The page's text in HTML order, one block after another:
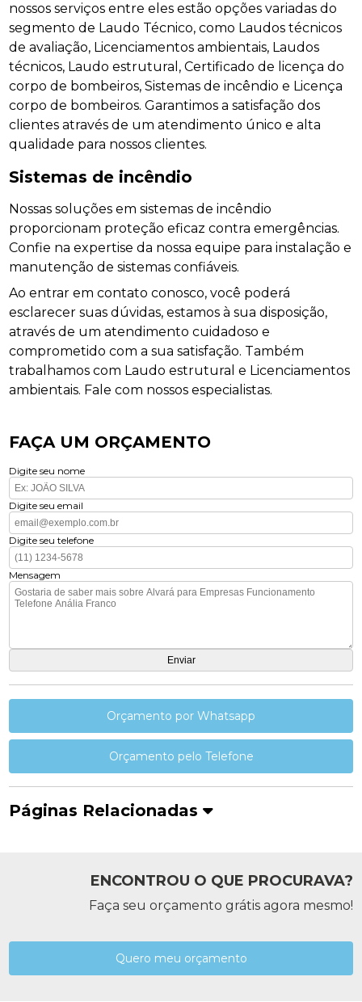
nossos serviços entre eles estão opções variadas do
segmento de Laudo Técnico, como Laudos técnicos
de avaliação, Licenciamentos ambientais, Laudos
técnicos, Laudo estrutural, Certificado de licença do
corpo de bombeiros, Sistemas de incêndio e Licença
corpo de bombeiros. Garantimos a satisfação dos
clientes através de um atendimento único e alta
qualidade para nossos clientes.
Sistemas de incêndio
Nossas soluções em sistemas de incêndio
proporcionam proteção eficaz contra emergências.
Confie na expertise da nossa equipe para instalação e
manutenção de sistemas confiáveis.
Ao entrar em contato conosco, você poderá
esclarecer suas dúvidas, estamos à sua disposição,
através de um atendimento cuidadoso e
comprometido com a sua satisfação. Também
trabalhamos com Laudo estrutural e Licenciamentos
ambientais. Fale com nossos especialistas.
FAÇA UM ORÇAMENTO
Digite seu nome
Digite seu email
Digite seu telefone
Mensagem
Orçamento por Whatsapp
Orçamento pelo Telefone
Páginas Relacionadas
ENCONTROU O QUE PROCURAVA?
Faça seu orçamento grátis agora mesmo!
Quero meu orçamento